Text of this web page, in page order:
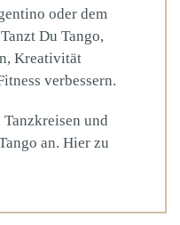
oder dem
Du Tango,
Kreativität
verbessern.
und
an. Hier zu